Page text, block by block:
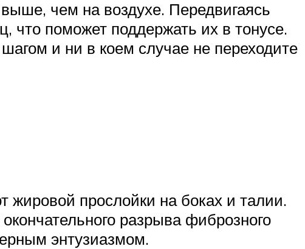
чем на воздухе. Передвигаясь
что поможет поддержать их в тонусе.
и ни в коем случае не переходите
прослойки на боках и талии.
разрыва фиброзного
энтузиазмом.